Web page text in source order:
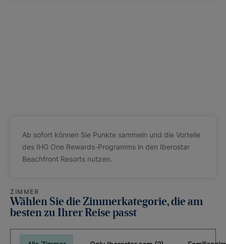
Ab sofort können Sie Punkte sammeln und die Vorteile
des IHG One Rewards-Programms in den Iberostar
Beachfront Resorts nutzen.
ZIMMER
Wählen Sie die Zimmerkategorie, die am
besten zu Ihrer Reise passt